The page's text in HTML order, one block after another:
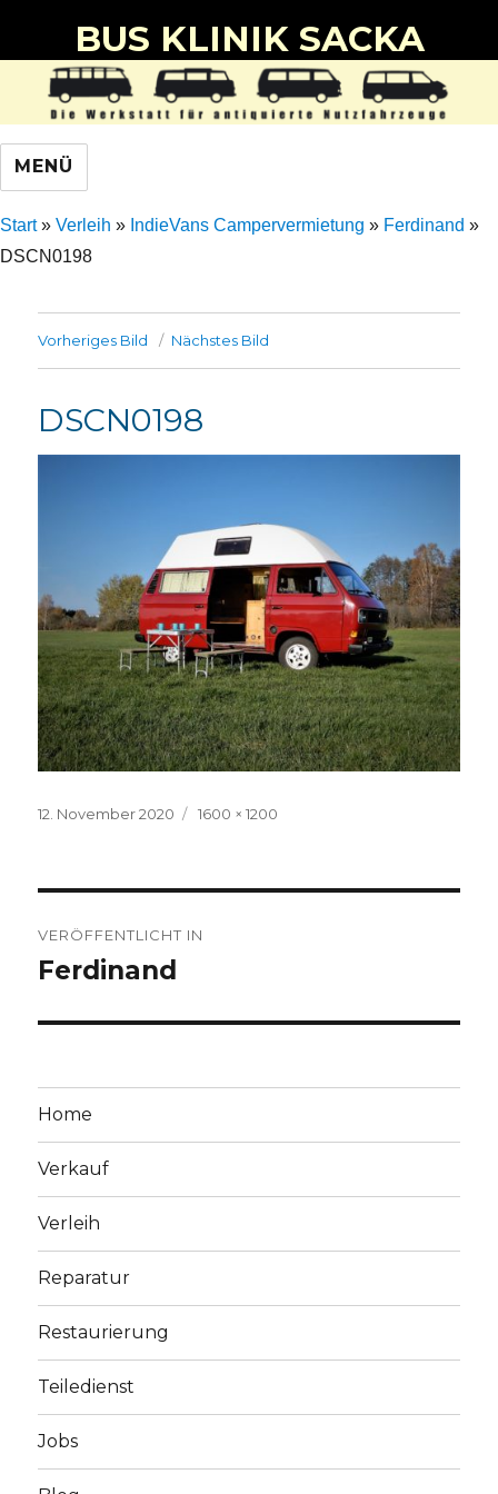
BUS KLINIK SACKA
MENÜ
Start» Verleih » IndieVans Campervermietung » Ferdinand »
DSCN0198
Vorheriges Bild Nächstes Bild
DSCN0198
Veröffentlicht
12. November 2020
Volle
1600 × 1200
VERÖFFENTLICHT IN
Ferdinand
Home
Verkauf
Verleih
Reparatur
Restaurierung
Teiledienst
Jobs